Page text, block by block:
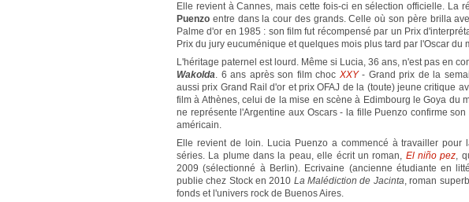
Elle revient à Cannes, mais cette fois-ci en sélection officielle. La
Puenzo entre dans la cour des grands. Celle où son père brilla
Palme d'or en 1985 : son film fut récompensé par un Prix
Prix du jury eucuménique et quelques mois plus tard par l'Oscar du
L'héritage paternel est lourd. Même si Lucia, 36 ans, n'est pas en
Wakolda. 6 ans après son film choc XXY- Grand prix de la
aussi prix Grand Rail d'or et prix OFAJ de la (toute) jeune critique
film à Athènes, celui de la mise en scène à Edimbourg le Goya du
ne représente l'Argentine aux Oscars - la fille Puenzo confirme
américain.
Elle revient de loin. Lucia Puenzo a commencé à travailler pour
séries. La plume dans la peau, elle écrit un roman, El niño pez,
2009 (sélectionné à Berlin). Ecrivaine (ancienne étudiante en
publie chez Stock en 2010 La Malédiction de Jacinta, roman
fonds et l'univers rock de Buenos Aires.